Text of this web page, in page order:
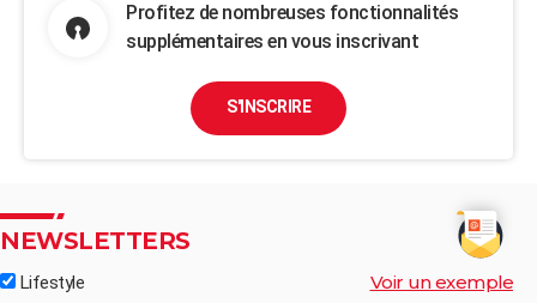
Profitez de nombreuses fonctionnalités
supplémentaires en vous inscrivant
S'INSCRIRE
NEWSLETTERS
Lifestyle Voir un exemple